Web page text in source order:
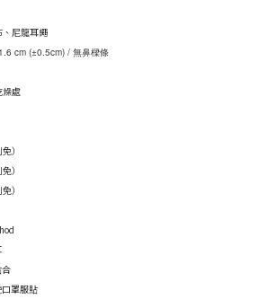
尼龍耳繩
cm (±0.5cm) / 無鼻樑條
燥處
）
）
）
罩服貼